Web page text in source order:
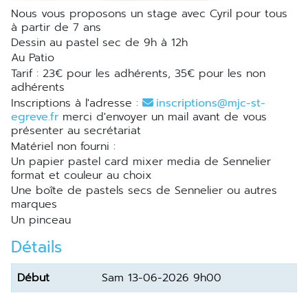
Nous vous proposons un stage avec Cyril pour tous
à partir de 7 ans
Dessin au pastel sec de 9h à 12h
Au Patio
Tarif : 23€ pour les adhérents, 35€ pour les non
adhérents
Inscriptions à l'adresse :
inscriptions@mjc-st-
egreve.fr merci d'envoyer un mail avant de vous
présenter au secrétariat
Matériel non fourni :
un papier pastel card mixer media de Sennelier
format et couleur au choix
une boîte de pastels secs de Sennelier ou autres
marques
un pinceau
Détails
Début
Sam 13-06-2026 9h00